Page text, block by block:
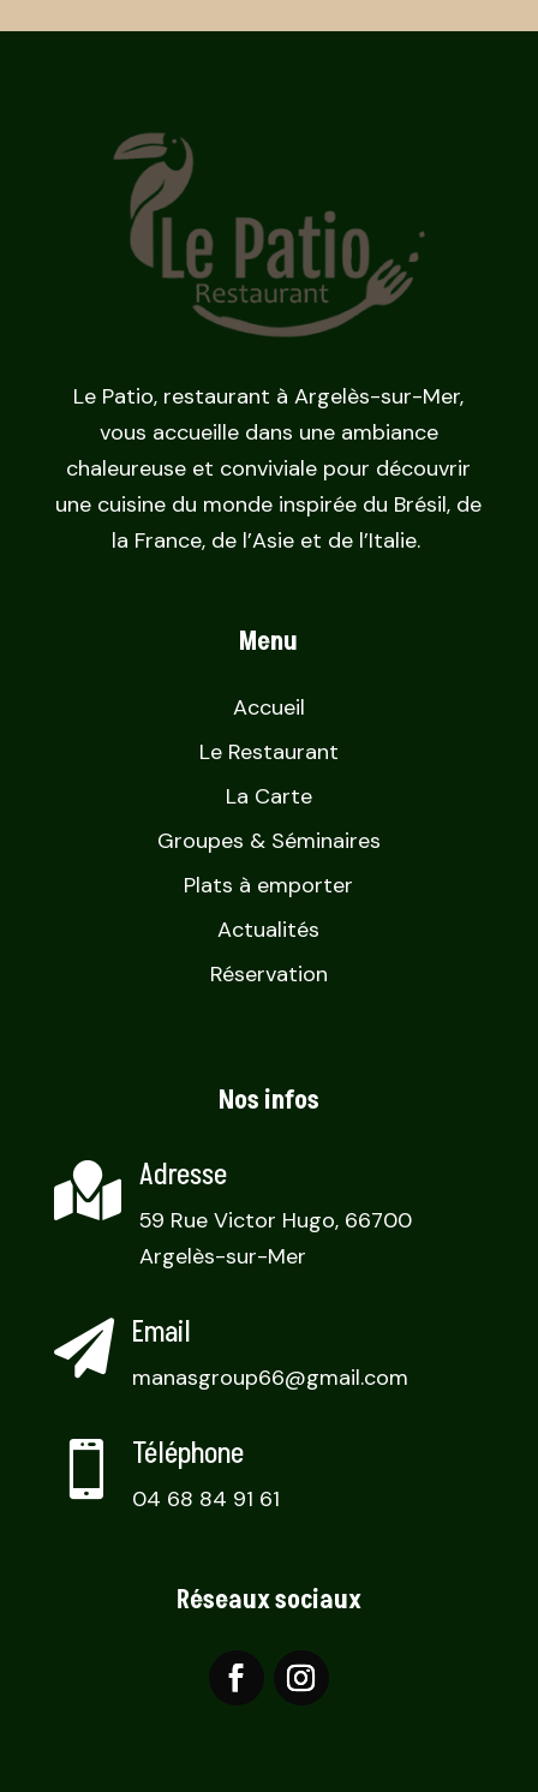
Le Patio, restaurant à Argelès-sur-Mer,
vous accueille dans une ambiance
chaleureuse et conviviale pour découvrir
une cuisine du monde inspirée du Brésil, de
la France, de l’Asie et de l’Italie.
Menu
Accueil
Le Restaurant
La Carte
Groupes & Séminaires
Plats à emporter
Actualités
Réservation
Nos infos
 Adresse
59 Rue Victor Hugo, 66700
Argelès-sur-Mer
 Email
manasgroup66@gmail.com
 Téléphone
04 68 84 91 61
Réseaux sociaux